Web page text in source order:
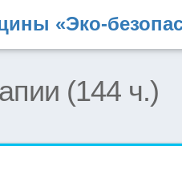
«Эко-
(144 ч.)